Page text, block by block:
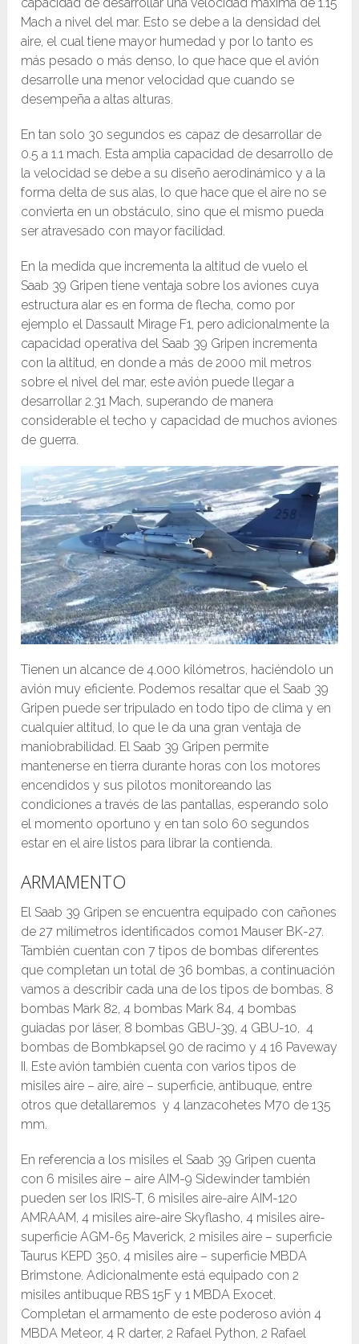
Mach a nivel del mar. Esto se debe a la densidad del
aire, el cual tiene mayor humedad y por lo tanto es
más pesado o más denso, lo que hace que el avión
desarrolle una menor velocidad que cuando se
desempeña a altas alturas.
En tan solo 30 segundos es capaz de desarrollar de
0.5 a 1.1 mach. Esta amplia capacidad de desarrollo de
la velocidad se debe a su diseño aerodinámico y a la
forma delta de sus alas, lo que hace que el aire no se
convierta en un obstáculo, sino que el mismo pueda
ser atravesado con mayor facilidad.
En la medida que incrementa la altitud de vuelo el
Saab 39 Gripen tiene ventaja sobre los aviones cuya
estructura alar es en forma de flecha, como por
ejemplo el Dassault Mirage F1, pero adicionalmente la
capacidad operativa del Saab 39 Gripen incrementa
con la altitud, en donde a más de 2000 mil metros
sobre el nivel del mar, este avión puede llegar a
desarrollar 2.31 Mach, superando de manera
considerable el techo y capacidad de muchos aviones
de guerra.
Tienen un alcance de 4.000 kilómetros, haciéndolo un
avión muy eficiente. Podemos resaltar que el Saab 39
Gripen puede ser tripulado en todo tipo de clima y en
cualquier altitud, lo que le da una gran ventaja de
maniobrabilidad. El Saab 39 Gripen permite
mantenerse en tierra durante horas con los motores
encendidos y sus pilotos monitoreando las
condiciones a través de las pantallas, esperando solo
el momento oportuno y en tan solo 60 segundos
estar en el aire listos para librar la contienda.
ARMAMENTO
El Saab 39 Gripen se encuentra equipado con cañones
de 27 milímetros identificados como1 Mauser BK-27.
También cuentan con 7 tipos de bombas diferentes
que completan un total de 36 bombas, a continuación
vamos a describir cada una de los tipos de bombas. 8
bombas Mark 82, 4 bombas Mark 84, 4 bombas
guiadas por láser, 8 bombas GBU-39, 4 GBU-10, 4
bombas de Bombkapsel 90 de racimo y 4 16 Paveway
II. Este avión también cuenta con varios tipos de
misiles aire – aire, aire – superficie, antibuque, entre
otros que detallaremos y 4 lanzacohetes M70 de 135
mm.
En referencia a los misiles el Saab 39 Gripen cuenta
con 6 misiles aire – aire AIM-9 Sidewinder también
pueden ser los IRIS-T, 6 misiles aire-aire AIM-120
AMRAAM, 4 misiles aire-aire Skyflasho, 4 misiles aire-
superficie AGM-65 Maverick, 2 misiles aire – superficie
Taurus KEPD 350, 4 misiles aire – superficie MBDA
Brimstone. Adicionalmente está equipado con 2
misiles antibuque RBS 15F y 1 MBDA Exocet.
Completan el armamento de este poderoso avión 4
MBDA Meteor, 4 R darter, 2 Rafael Python, 2 Rafael